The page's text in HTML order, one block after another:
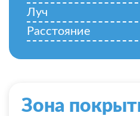
Луч
Расстояние
Зона